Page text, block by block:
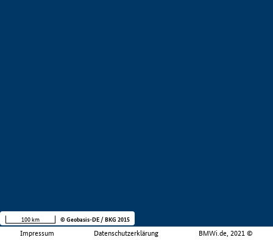
Impressum Datenschutzerklärung BMWi.de, 2021 ©
100 km © Geobasis-DE / BKG 2015